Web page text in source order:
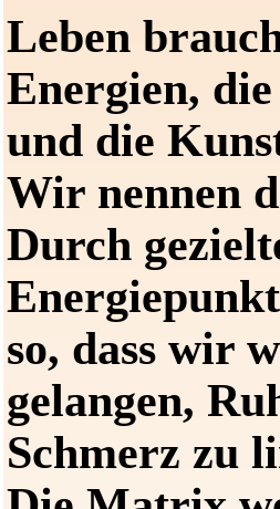
Leben
Energien,
und die
Wir nennen
Durch
so, dass wir
gelangen,
Schmerz zu